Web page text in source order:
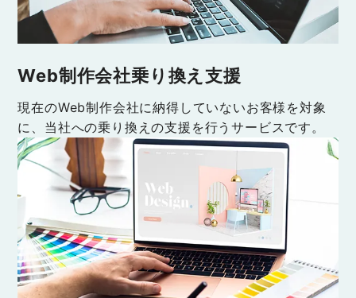
Web制作会社乗り換え支援
現在のWeb制作会社に納得していないお客様を対象
に、当社への乗り換えの支援を行うサービスです。